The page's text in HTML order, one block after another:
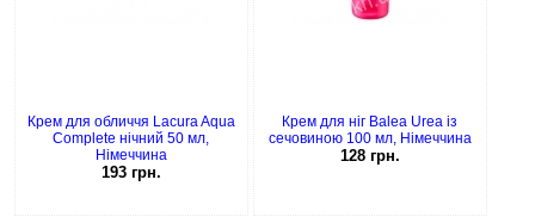
Крем для обличчя Lacura Aqua
Complete нічний 50 мл,
Німеччина
193 грн.
Крем для ніг Balea Urea із
сечовиною 100 мл, Німеччина
128 грн.